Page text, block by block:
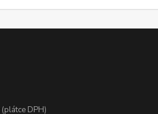
(plátce DPH)